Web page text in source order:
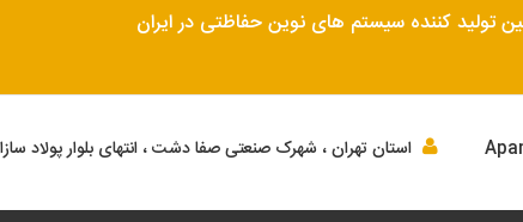
تولید کننده سیستم های نوین حفاظتی در ایران
استان تهران ، شهرک صنعتی صفا دشت ، انتهای بلوار پولاد